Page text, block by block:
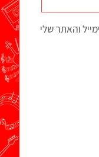
והאתר שלי